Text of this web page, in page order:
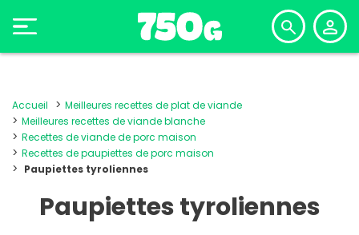
Accueil
Meilleures recettes de plat de viande
Meilleures recettes de viande blanche
Recettes de viande de porc maison
Recettes de paupiettes de porc maison
Paupiettes tyroliennes
Paupiettes tyroliennes